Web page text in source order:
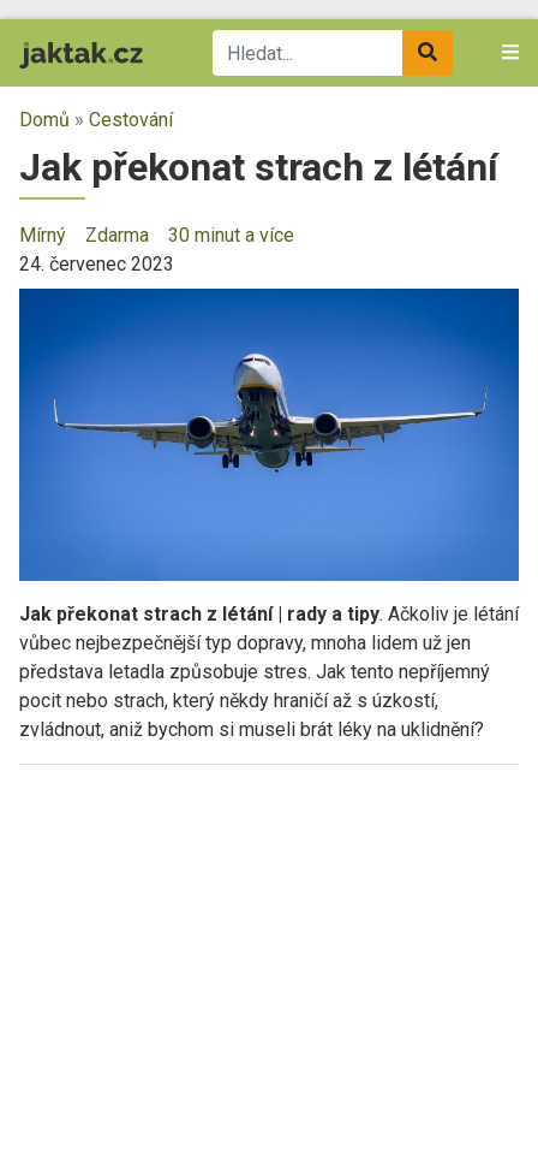
Domů » Cestování
Jak překonat strach z létání
Mírný Zdarma
30 minut a více
24. červenec 2023
Jak překonat strach z létání | rady a tipy. Ačkoliv je létání
vůbec nejbezpečnější typ dopravy, mnoha lidem už jen
představa letadla způsobuje stres. Jak tento nepříjemný
pocit nebo strach, který někdy hraničí až s úzkostí,
zvládnout, aniž bychom si museli brát léky na uklidnění?